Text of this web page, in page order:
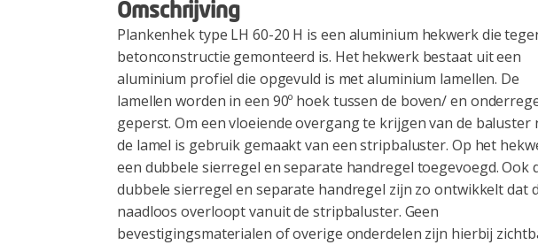
Omschrijving
Plankenhek type LH 60-20 H is een aluminium hekwerk die
betonconstructie gemonteerd is. Het hekwerk bestaat uit een
aluminium profiel die opgevuld is met aluminium lamellen. De
lamellen worden in een 90º hoek tussen de boven/ en
geperst. Om een vloeiende overgang te krijgen van de baluster
de lamel is gebruik gemaakt van een stripbaluster. Op het
een dubbele sierregel en separate handregel toegevoegd. Ook
dubbele sierregel en separate handregel zijn zo ontwikkelt dat
naadloos overloopt vanuit de stripbaluster. Geen
bevestigingsmaterialen of overige onderdelen zijn hierbij